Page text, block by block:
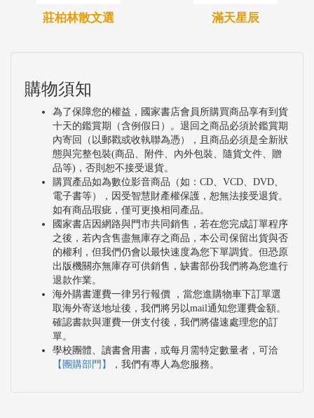
莊柏林散文選 滿天星辰
購物須知
為了保障您的權益，國家書店會員所購買商品享有到貨
十天的鑑賞期（含例假日）。退回之商品必須於鑑賞期
內寄回（以郵戳或收執聯為憑），且商品必須是全新狀
態與完整包裝(商品、附件、內外包裝、隨貨文件、贈
品等)，否則恕不接受退貨。
購買產品如為數位影音商品（如：CD、VCD、DVD、
電子書等），因受智慧財產權保護，恕無法接受退貨。
如有商品瑕疵，僅可更換相同產品。
國家書店因網路與門市共同銷售，若在您完成訂單程序
之後，若內含售盡無庫存之商品，本公司保留出貨與否
的權利，但我們仍會以最快速度為您下單調貨。但恐原
出版機關亦無庫存可供銷售，缺書部份我們將為您進行
退款作業。
海外購書運費一律另行報價 ，當您進購物車下訂單選
取海外寄送地址後，我們將另以mail通知您運費金額。
確認書款與運費一併支付後，我們將儘速處理您的訂
單。
學校團體、讀書會用書，或每月需特定數量者，可洽
【團購部門】
，我們有專人為您服務。